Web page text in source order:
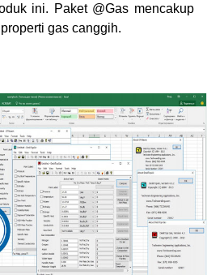
ini. Paket @Gas mencakup
gas canggih.